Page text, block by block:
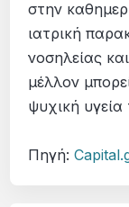
στην
ιατρική
νοσηλείας
μέλλον
ψυχική
Πηγή: